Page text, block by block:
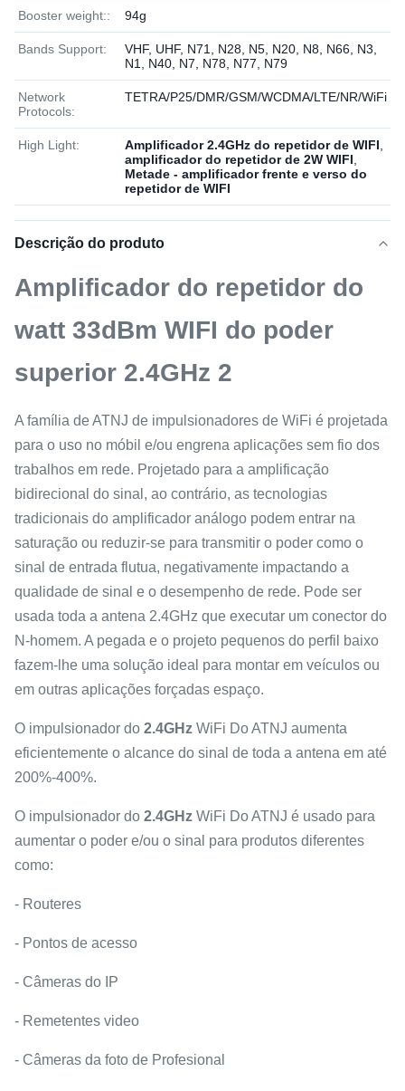
Booster weight:: 94g
Bands Support:
VHF, UHF, N71, N28, N5, N20, N8, N66, N3,
N1, N40, N7, N78, N77, N79
Network
Protocols:
TETRA/P25/DMR/GSM/WCDMA/LTE/NR/WiFi
High Light: Amplificador 2.4GHz do repetidor de WIFI
amplificador do repetidor de 2W WIFI
Metade - amplificador frente e verso do
repetidor de WIFI
Descrição do produto
Amplificador do repetidor do
watt 33dBm WIFI do poder
superior 2.4GHz 2
A família de ATNJ de impulsionadores de WiFi é projetada
para o uso no móbil e/ou engrena aplicações sem fio dos
trabalhos em rede. Projetado para a amplificação
bidirecional do sinal, ao contrário, as tecnologias
tradicionais do amplificador análogo podem entrar na
saturação ou reduzir-se para transmitir o poder como o
sinal de entrada flutua, negativamente impactando a
qualidade de sinal e o desempenho de rede. Pode ser
usada toda a antena 2.4GHz que executar um conector do
N-homem. A pegada e o projeto pequenos do perfil baixo
fazem-lhe uma solução ideal para montar em veículos ou
em outras aplicações forçadas espaço.
O impulsionador do 2.4GHz WiFi Do ATNJ aumenta
eficientemente o alcance do sinal de toda a antena em até
200%-400%.
O impulsionador do 2.4GHz WiFi Do ATNJ é usado para
aumentar o poder e/ou o sinal para produtos diferentes
como:
- Routeres
- Pontos de acesso
- Câmeras do IP
- Remetentes video
- Câmeras da foto de Profesional